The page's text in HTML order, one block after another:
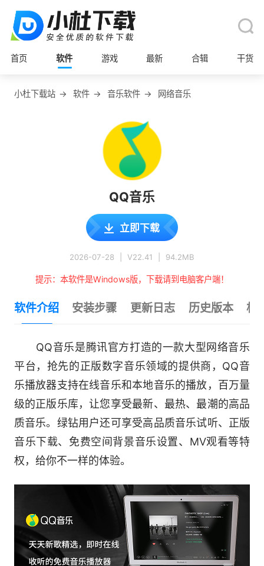
首页 软件 游戏 最新 合辑 干货
小杜下载站 → 软件 → 音乐软件 → 网络音乐
QQ音乐
立即下载
2026-07-28 V22.41 94.2MB
提示：本软件是Windows版，下载请到电脑客户端！
软件介绍 安装步骤 更新日志 历史版本 相
QQ音乐是腾讯官方打造的一款大型网络音乐
平台，抢先的正版数字音乐领域的提供商，QQ音
乐播放器支持在线音乐和本地音乐的播放，百万量
级的正版乐库，让您享受最新、最热、最潮的高品
质音乐。绿钻用户还可享受高品质音乐试听、正版
音乐下载、免费空间背景音乐设置、MV观看等特
权，给你不一样的体验。